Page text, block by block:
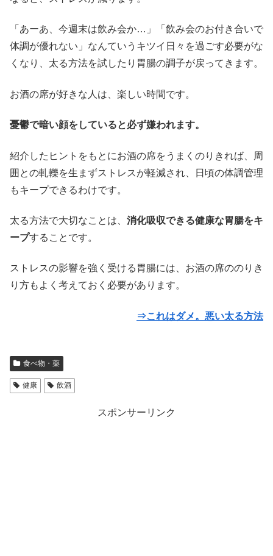
「あーあ、今週末は飲み会か…」「飲み会のお付き合いで
体調が優れない」なんていうキツイ日々を過ごす必要がな
くなり、太る方法を試したり胃腸の調子が戻ってきます。
お酒の席が好きな人は、楽しい時間です。
憂鬱で暗い顔をしていると必ず嫌われます。
紹介したヒントをもとにお酒の席をうまくのりきれば、周
囲との軋轢を生まずストレスが軽減され、日頃の体調管理
もキープできるわけです。
太る方法で大切なことは、 消化吸収できる健康な胃腸をキ
ープすることです。
ストレスの影響を強く受ける胃腸には、お酒の席ののりき
り方もよく考えておく必要があります。
⇒これはダメ。悪い太る方法
食べ物・薬
健康 飲酒
スポンサーリンク